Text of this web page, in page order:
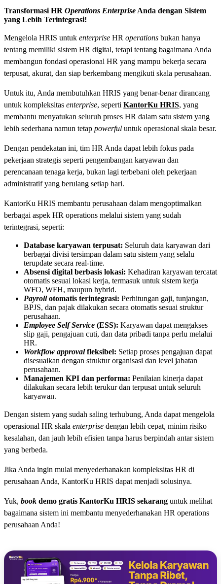
Transformasi HR Operations Enterprise Anda dengan Sistem
yang Lebih Terintegrasi!
Mengelola HRIS untuk enterprise HR operations bukan hanya
tentang memiliki sistem HR digital, tetapi tentang bagaimana Anda
membangun fondasi operasional HR yang mampu bekerja secara
terpusat, akurat, dan siap berkembang mengikuti skala perusahaan.
Untuk itu, Anda membutuhkan HRIS yang benar-benar dirancang
untuk kompleksitas enterprise, seperti KantorKu HRIS, yang
membantu menyatukan seluruh proses HR dalam satu sistem yang
lebih sederhana namun tetap powerful untuk operasional skala besar.
Dengan pendekatan ini, tim HR Anda dapat lebih fokus pada
pekerjaan strategis seperti pengembangan karyawan dan
perencanaan tenaga kerja, bukan lagi terbebani oleh pekerjaan
administratif yang berulang setiap hari.
KantorKu HRIS membantu perusahaan dalam mengoptimalkan
berbagai aspek HR operations melalui sistem yang sudah
terintegrasi, seperti:
Database karyawan terpusat: Seluruh data karyawan dari
berbagai divisi tersimpan dalam satu sistem yang selalu
terupdate secara real-time.
Absensi digital berbasis lokasi: Kehadiran karyawan tercatat
otomatis sesuai lokasi kerja, termasuk untuk sistem kerja
WFO, WFH, maupun hybrid.
Payrollotomatis terintegrasi: Perhitungan gaji, tunjangan,
BPJS, dan pajak dilakukan secara otomatis sesuai struktur
perusahaan.
Employee Self Service (ESS): Karyawan dapat mengakses
slip gaji, pengajuan cuti, dan data pribadi tanpa perlu melalui
HR.
Workflow approvalfleksibel: Setiap proses pengajuan dapat
disesuaikan dengan struktur organisasi dan level jabatan
perusahaan.
Manajemen KPI dan performa: Penilaian kinerja dapat
dilakukan secara lebih terukur dan terpusat untuk seluruh
karyawan.
Dengan sistem yang sudah saling terhubung, Anda dapat mengelola
operasional HR skala enterprise dengan lebih cepat, minim risiko
kesalahan, dan jauh lebih efisien tanpa harus berpindah antar sistem
yang berbeda.
Jika Anda ingin mulai menyederhanakan kompleksitas HR di
perusahaan Anda, KantorKu HRIS dapat menjadi solusinya.
Yuk, book demo gratis KantorKu HRIS sekarang untuk melihat
bagaimana sistem ini membantu menyederhanakan HR operations
perusahaan Anda!